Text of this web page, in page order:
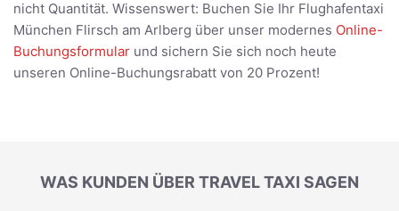
nicht Quantität. Wissenswert: Buchen Sie Ihr Flughafentaxi
München Flirsch am Arlberg über unser modernes Online-
Buchungsformular und sichern Sie sich noch heute
unseren Online-Buchungsrabatt von 20 Prozent!
WAS KUNDEN ÜBER TRAVEL TAXI SAGEN